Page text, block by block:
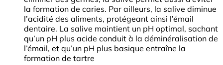
la formation de caries. Par ailleurs, la salive diminue
l’acidité des aliments, protégeant ainsi l’émail
dentaire. La salive maintient un pH optimal, sachant
qu’un pH plus acide conduit à la déminéralisation de
l’émail, et qu’un pH plus basique entraîne la
formation de tartre